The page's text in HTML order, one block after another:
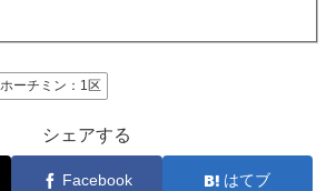
ホーチミン：1区
シェアする
Facebook はてブ